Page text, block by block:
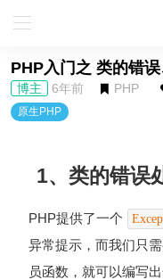
PHP入门之 类的错
博主 6年前 PHP
原生PHP
1、类的错误
PHP提供了一个
异常提示，而我们只
员函数，就可以编写